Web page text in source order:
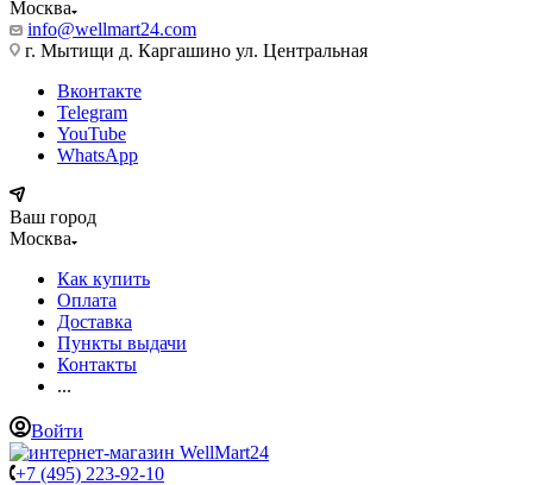
Москва
info@wellmart24.com
г. Мытищи д. Каргашино ул. Центральная
Вконтакте
Telegram
YouTube
WhatsApp
Ваш город
Москва
Как купить
Оплата
Доставка
Пункты выдачи
Контакты
...
Войти
+7 (495) 223-92-10